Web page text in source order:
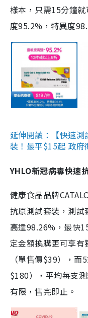
樣本，只需15分鐘
度95.2%，特異度
延伸閱讀：【快速
裝！最平$15起 政府
YHLO新冠病毒快速
健康食品品牌
抗原測試套裝，測
高達98.26%，最快
定金額換購更可享
（單售價$39），
$180），平均每支
有限，售完即止。